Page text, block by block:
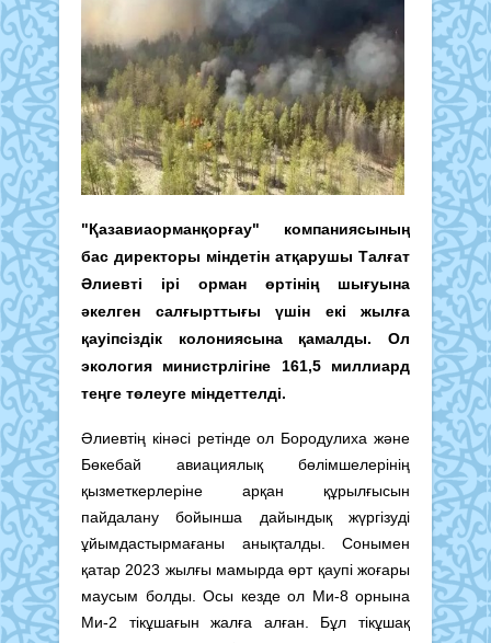
"Қазавиаорманқорғау" компаниясының
бас директоры міндетін атқарушы Талғат
Әлиевті ірі орман өртінің шығуына
әкелген салғырттығы үшін екі жылға
қауіпсіздік колониясына қамалды. Ол
экология министрлігіне 161,5 миллиард
теңге төлеуге міндеттелді.
Әлиевтің кінәсі ретінде ол Бородулиха және
Бөкебай авиациялық бөлімшелерінің
қызметкерлеріне арқан құрылғысын
пайдалану бойынша дайындық жүргізуді
ұйымдастырмағаны анықталды. Сонымен
қатар 2023 жылғы мамырда өрт қаупі жоғары
маусым болды. Осы кезде ол Ми-8 орнына
Ми-2 тікұшағын жалға алған. Бұл тікұшақ